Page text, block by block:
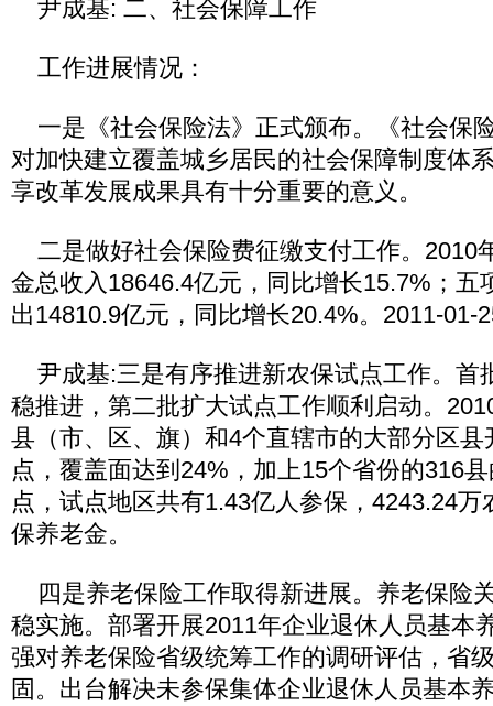
尹成基: 二、社会保障工作
工作进展情况：
一是《社会保险法》正式颁布。《社会保
对加快建立覆盖城乡居民的社会保障制度体
享改革发展成果具有十分重要的意义。
二是做好社会保险费征缴支付工作。2010
金总收入18646.4亿元，同比增长15.7%；五
出14810.9亿元，同比增长20.4%。2011-01-
尹成基:三是有序推进新农保试点工作。首
稳推进，第二批扩大试点工作顺利启动。
县（市、区、旗）和4个直辖市的大部分区
点，覆盖面达到24%，加上15个省份的316
点，试点地区共有1.43亿人参保，4243.24
保养老金。
四是养老保险工作取得新进展。养老保险
稳实施。部署开展2011年企业退休人员基本
强对养老保险省级统筹工作的调研评估，省
固。出台解决未参保集体企业退休人员基本